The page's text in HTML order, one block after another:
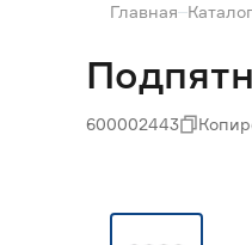
Главная
600002443